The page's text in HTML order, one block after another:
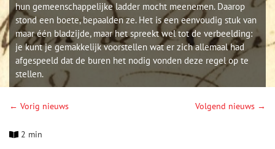
hun gemeenschappelijke ladder mocht meenemen. Daarop
stond een boete, bepaalden ze. Het is een eenvoudig stuk van
maar één bladzijde, maar het spreekt wel tot de verbeelding:
je kunt je gemakkelijk voorstellen wat er zich allemaal had
afgespeeld dat de buren het nodig vonden deze regel op te
stellen.
← Vorig nieuws Volgend nieuws →
2 min